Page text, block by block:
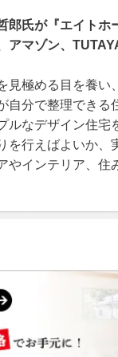
郎氏が『エイトホ
アマゾン、
見極める目を養い
自分で整理できる
ルなデザイン住宅
を行えばよいか、
やインテリア、住